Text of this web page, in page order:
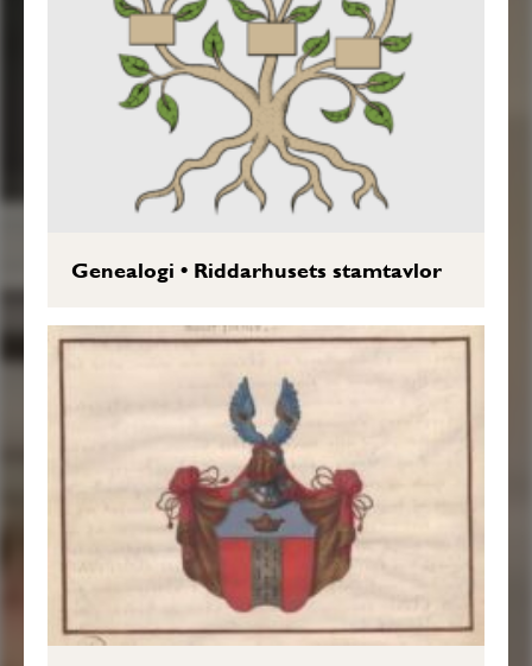
Genealogi • Riddarhusets stamtavlor